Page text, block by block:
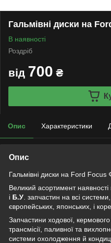
Гальмівні диски на
В наявності
Роздріб
від 700 ₴
Опис Характеристики
Опис
Гальмівні диски на Ford
Великий асортимент наявності
і Б.У . запчастин на всі
європейських, японських, і
Запчастини ходової,
трансмісії, паливної та
системи охолодження й